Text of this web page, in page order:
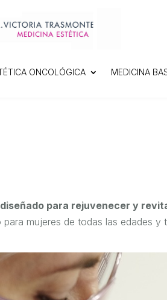
ONCOLÓGICA MEDICINA
para rejuvenecer y
mujeres de todas las edades y